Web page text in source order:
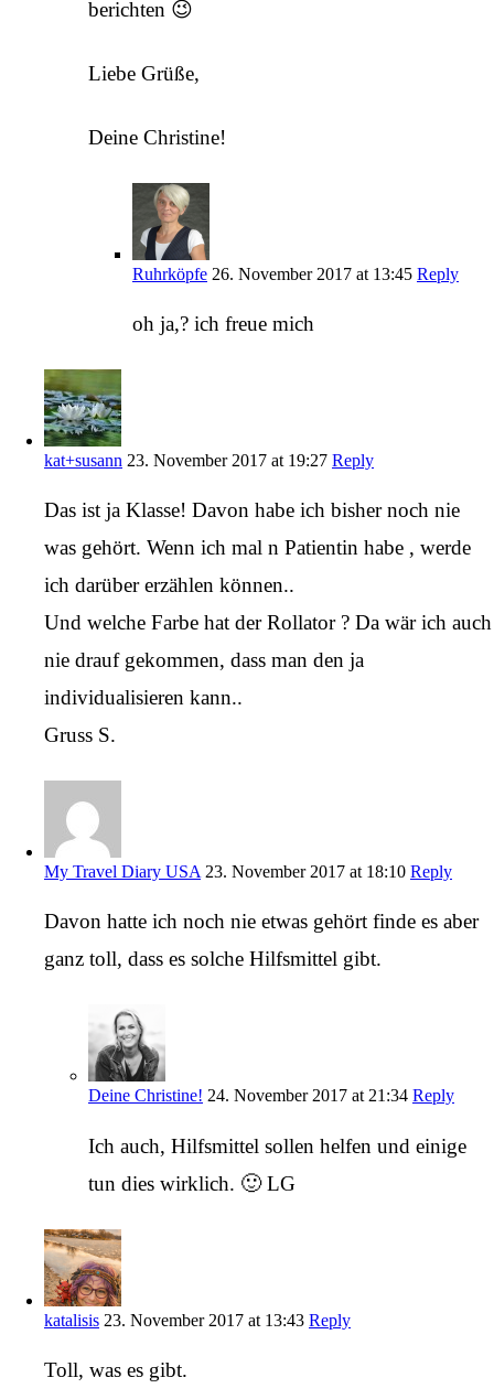
berichten 😉
Liebe Grüße,
Deine Christine!
Ruhrköpfe 26. November 2017 at 13:45 Reply
oh ja,? ich freue mich
kat+susann 23. November 2017 at 19:27 Reply
Das ist ja Klasse! Davon habe ich bisher noch nie
was gehört. Wenn ich mal n Patientin habe , werde
ich darüber erzählen können..
Und welche Farbe hat der Rollator ? Da wär ich auch
nie drauf gekommen, dass man den ja
individualisieren kann..
Gruss S.
My Travel Diary USA 23. November 2017 at 18:10 Reply
Davon hatte ich noch nie etwas gehört finde es aber
ganz toll, dass es solche Hilfsmittel gibt.
Deine Christine! 24. November 2017 at 21:34 Reply
Ich auch, Hilfsmittel sollen helfen und einige
tun dies wirklich. 🙂 LG
katalisis 23. November 2017 at 13:43 Reply
Toll, was es gibt.